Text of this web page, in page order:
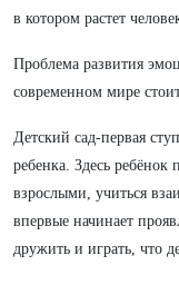
в котором растет
Проблема развития
современном мире
Детский сад-первая
ребенка. Здесь
взрослыми, учиться
впервые начинает
дружить и играть, что